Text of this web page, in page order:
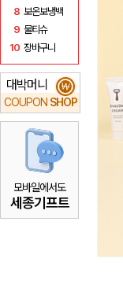
8 보온보냉백
9 물티슈
10 장바구니
대박머니
COUPON SHOP
₩
모바일에서도
세종기프트